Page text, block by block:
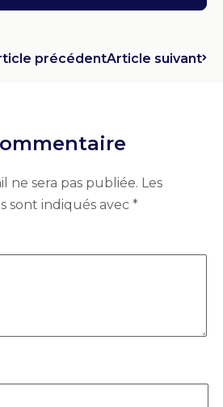
précédentArticle suivant
ne sera pas publiée. Les
sont indiqués avec *